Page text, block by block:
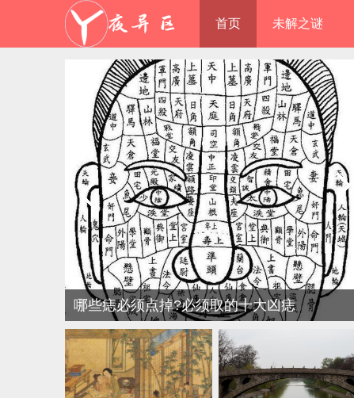
首页 未解之谜
哪些痣必须点掉?必须取的十大凶痣
(图解)